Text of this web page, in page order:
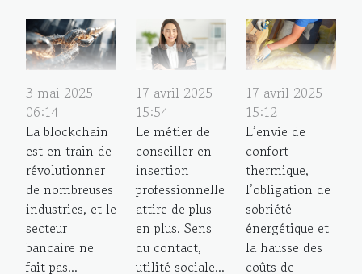
3 mai 2025
06:14
La blockchain
est en train de
révolutionner
de nombreuses
industries, et le
secteur
bancaire ne
fait pas...
17 avril 2025
15:54
Le métier de
conseiller en
insertion
professionnelle
attire de plus
en plus. Sens
du contact,
utilité sociale...
17 avril 2025
15:12
L’envie de
confort
thermique,
l’obligation de
sobriété
énergétique et
la hausse des
coûts de